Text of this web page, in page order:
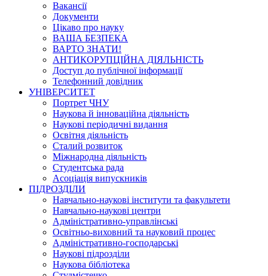
Вакансії
Документи
Цікаво про науку
ВАША БЕЗПЕКА
ВАРТО ЗНАТИ!
АНТИКОРУПЦІЙНА ДІЯЛЬНІСТЬ
Доступ до публічної інформації
Телефонний довідник
УНІВЕРСИТЕТ
Портрет ЧНУ
Наукова й інноваційна діяльність
Наукові періодичні видання
Освітня діяльність
Сталий розвиток
Міжнародна діяльність
Студентська рада
Асоціація випускників
ПІДРОЗДІЛИ
Навчально-наукові інститути та факультети
Навчально-наукові центри
Адміністративно-управлінські
Освітньо-виховний та науковий процес
Адміністративно-господарські
Наукові підрозділи
Наукова бібліотека